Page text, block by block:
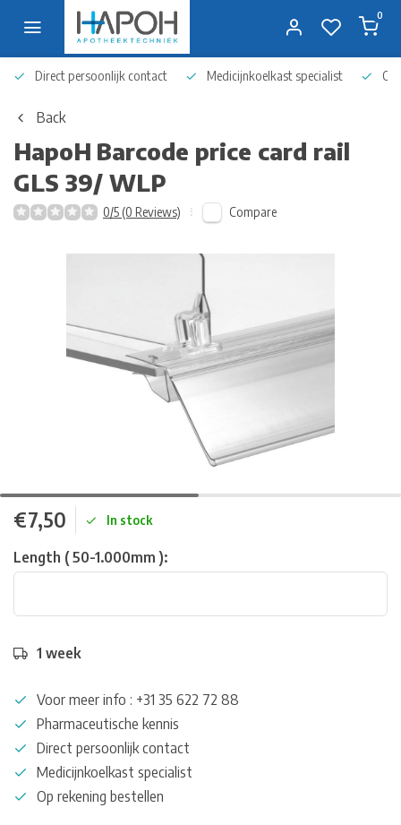
0
Direct persoonlijk contact Medicijnkoelkast specialist Op
Back
HapoH Barcode price card rail
GLS 39/ WLP
0/5 (0 Reviews) Compare
€7,50 In stock
Length ( 50-1.000mm ):
1 week
Voor meer info : +31 35 622 72 88
Pharmaceutische kennis
Direct persoonlijk contact
Medicijnkoelkast specialist
Op rekening bestellen